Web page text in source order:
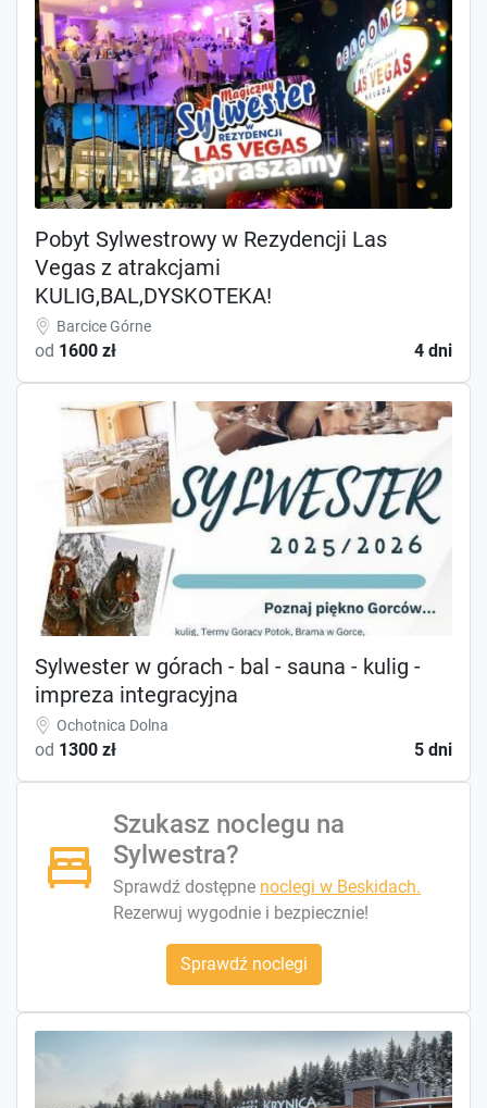
Pobyt Sylwestrowy w Rezydencji Las
Vegas z atrakcjami
KULIG,BAL,DYSKOTEKA!
Barcice Górne
od 1600 zł 4 dni
Sylwester w górach - bal - sauna - kulig -
impreza integracyjna
Ochotnica Dolna
od 1300 zł 5 dni
Szukasz noclegu na
Sylwestra?
Sprawdź dostępne noclegi w Beskidach.
Rezerwuj wygodnie i bezpiecznie!
Sprawdź noclegi